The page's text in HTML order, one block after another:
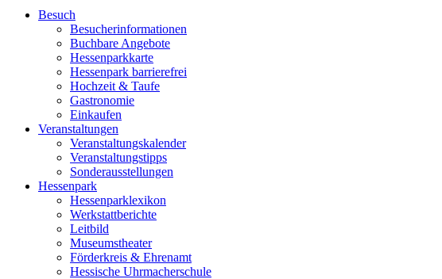
Besuch
Besucherinformationen
Buchbare Angebote
Hessenparkkarte
Hessenpark barrierefrei
Hochzeit & Taufe
Gastronomie
Einkaufen
Veranstaltungen
Veranstaltungskalender
Veranstaltungstipps
Sonderausstellungen
Hessenpark
Hessenparklexikon
Werkstattberichte
Leitbild
Museumstheater
Förderkreis & Ehrenamt
Hessische Uhrmacherschule